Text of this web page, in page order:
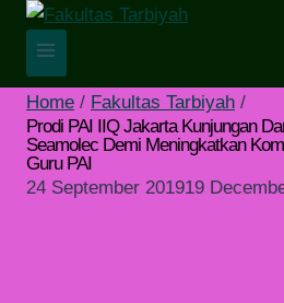
Skip
content
Home / Fakultas Tarbiyah /
Prodi PAI IIQ Jakarta Kunjungan
Seamolec Demi Meningkatkan
Guru PAI
24 September 201919